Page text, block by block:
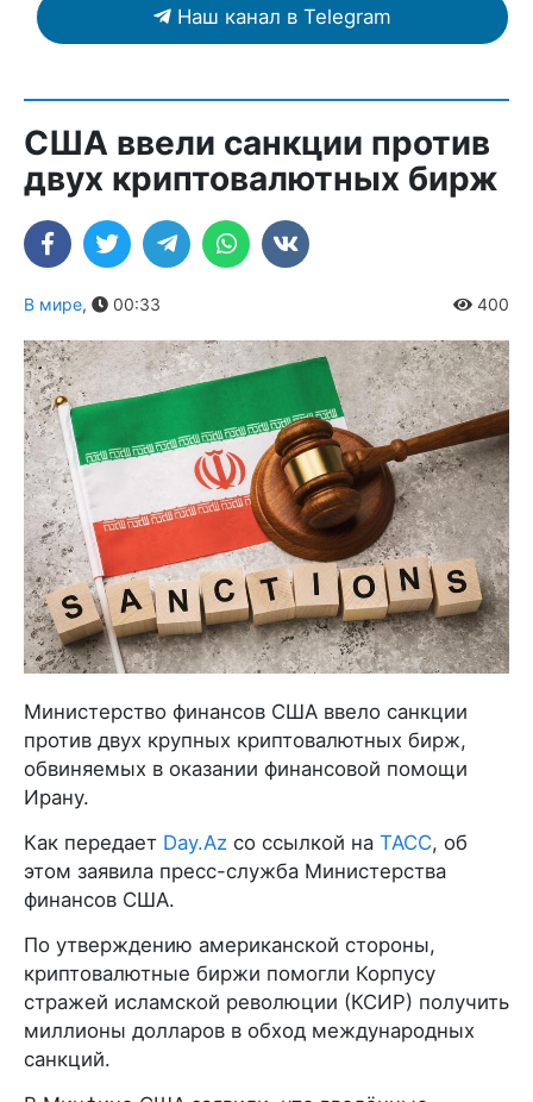
Наш канал в Telegram
США ввели санкции против
двух криптовалютных бирж
В мире, 00:33 400
Министерство финансов США ввело санкции
против двух крупных криптовалютных бирж,
обвиняемых в оказании финансовой помощи
Ирану.
Как передает Day.Az со ссылкой на ТАСС, об
этом заявила пресс-служба Министерства
финансов США.
По утверждению американской стороны,
криптовалютные биржи помогли Корпусу
стражей исламской революции (КСИР) получить
миллионы долларов в обход международных
санкций.